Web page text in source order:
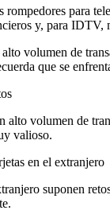
rompedores para
y, para IDTV,
volumen de
que se
alto volumen de
valioso.
en el extranjero
suponen